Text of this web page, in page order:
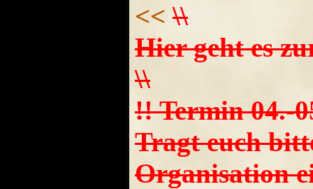
<< \\
Hier geht es
\\
!! Termin 04.-
Tragt euch
Organisation